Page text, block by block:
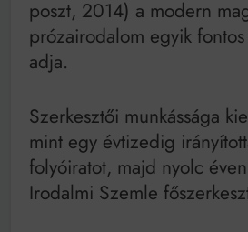
poszt, 2014) a modern
prózairodalom egyik
adja.
Szerkesztői munkássága
mint egy évtizedig
folyóiratot, majd nyolc
Irodalmi Szemle